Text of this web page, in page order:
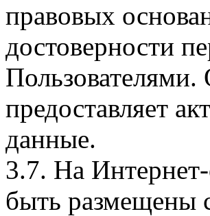
правовых
достоверности
Пользователями.
предоставляет
данные.
3.7. На
быть размещены